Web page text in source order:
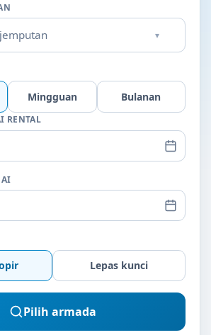
▾
Mingguan Bulanan
RENTAL
Lepas kunci
Pilih armada